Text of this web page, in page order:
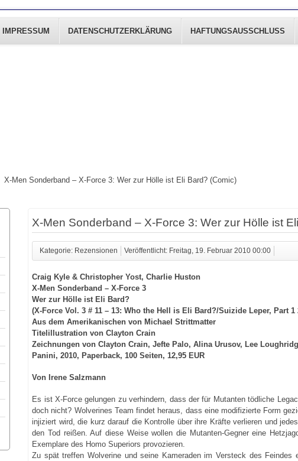
IMPRESSUM DATENSCHUTZERKLÄRUNG HAFTUNGSAUSSCHLUSS
X-Men Sonderband – X-Force 3: Wer zur Hölle ist Eli Bard? (Comic)
X-Men Sonderband – X-Force 3: Wer zur Hölle ist
Kategorie: Rezensionen Veröffentlicht: Freitag, 19. Februar 2010 00:00
Craig Kyle & Christopher Yost, Charlie Huston
X-Men Sonderband – X-Force 3
Wer zur Hölle ist Eli Bard?
(X-Force Vol. 3 # 11 – 13: Who the Hell is Eli Bard?/Suizide Leper, Part 1
Aus dem Amerikanischen von Michael Strittmatter
Titelillustration von Clayton Crain
Zeichnungen von Clayton Crain, Jefte Palo, Alina Urusov, Lee
Panini, 2010, Paperback, 100 Seiten, 12,95 EUR
Von Irene Salzmann
Es ist X-Force gelungen zu verhindern, dass der für Mutanten tödliche
doch nicht? Wolverines Team findet heraus, dass eine modifizierte Form
injiziert wird, die kurz darauf die Kontrolle über ihre Kräfte verlieren und
den Tod reißen. Auf diese Weise wollen die Mutanten-Gegner eine
Exemplare des Homo Superiors provozieren.
Zu spät treffen Wolverine und seine Kameraden im Versteck des Feindes